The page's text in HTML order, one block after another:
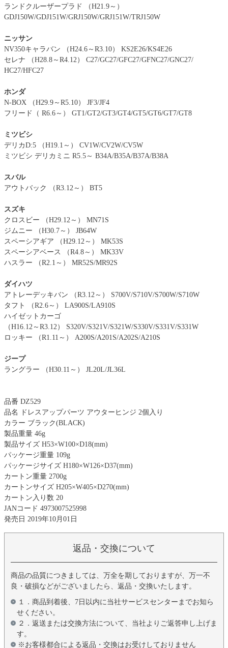
ランドクルーザープラド （H21.9～）
GDJ150W/GDJ151W/GRJ150W/GRJ151W/TRJ150W
ニッサン
NV350キャラバン （H24.6～R3.10） KS2E26/KS4E26
セレナ （H28.8～R4.12） C27/GC27/GFC27/GFNC27/GNC27/
HC27/HFC27
ホンダ
N-BOX （H29.9～R5.10） JF3/JF4
フリード（ R6.6～） GT1/GT2/GT3/GT4/GT5/GT6/GT7/GT8
ミツビシ
デリカD:5 （H19.1～） CV1W/CV2W/CV5W
ミツビシ デリカミニ R5.5～ B34A/B35A/B37A/B38A
スバル
アウトバック （R3.12～） BT5
スズキ
クロスビー （H29.12～） MN71S
ジムニー （H30.7～） JB64W
スペーシアギア （H29.12～） MK53S
スペーシアベース （R4.8～） MK33V
ハスラー （R2.1～） MR52S/MR92S
ダイハツ
アトレーデッキバン （R3.12～） S700V/S710V/S700W/S710W
タフト （R2.6～） LA900S/LA910S
ハイゼットカーゴ
（H16.12～R3.12） S320V/S321V/S321W/S330V/S331V/S331W
ロッキー （R1.11～） A200S/A201S/A202S/A210S
ジープ
ラングラー （H30.11～） JL20L/JL36L
品番 DZ529
品名 ドレスアップパーツ アウターヒンジ 2個入り
カラー ブラック(BLACK)
製品重量 46g
製品サイズ H53×W100×D18(mm)
パッケージ重量 109g
パッケージサイズ H180×W126×D37(mm)
カートン重量 2700g
カートンサイズ H205×W405×D270(mm)
カートン入り数 20
JANコード 4973007525998
発売日 2019年10月01日
返品・交換について
商品の品質につきましては、万全を期しておりますが、万一不
良・破損などがございましたら、返品・交換いたします。
１．商品到着後、7日以内に当社サービスセンターまでお知ら
せください。
２．返送または交換方法について、当社よりご返答申し上げま
す。
※お客様都合による返品・交換はお受けしておりません